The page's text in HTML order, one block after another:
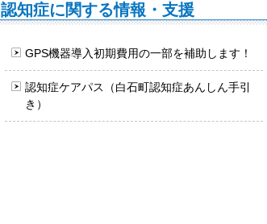
認知症に関する情報・支援
GPS機器導入初期費用の一部を補助します！
認知症ケアパス（白石町認知症あんしん手引
き）